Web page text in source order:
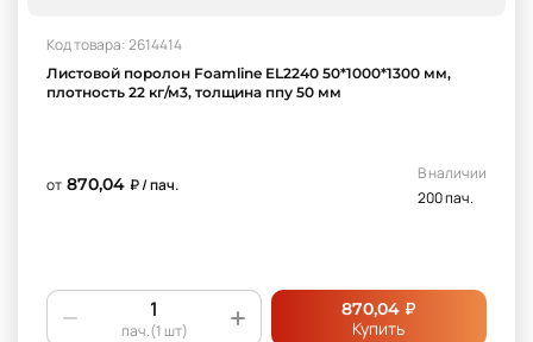
Поролон толстый
ппу 30 плотности
ппу 35 плотности
Код товара: 2614414
Листовой поролон Foamline EL2240 50*1000*1300 мм,
плотность 22 кг/м3, толщина ппу 50 мм
от 870,04 ₽ / пач.
В наличии
200 пач.
пач.(1 шт)
870,04 ₽
Купить